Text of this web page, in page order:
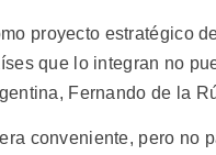
proyecto estratégico
que lo integran no
Fernando de la
conveniente, pero no